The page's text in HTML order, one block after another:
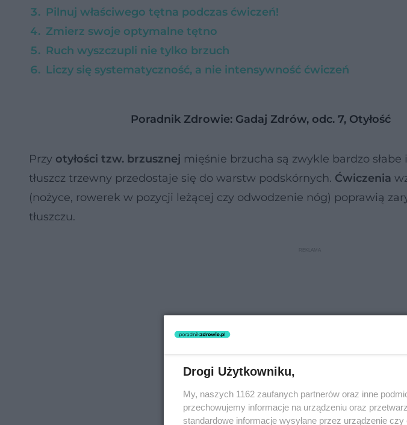
Pilnuj właściwego tętna podczas ćwiczeń!
Zmierz swoje optymalne tętno
Ruch wyszczupli nie tylko brzuch
Liczy się systematyczność, a nie intensywność ćwiczeń
Poradnik Zdrowie: Gadaj Zdrów, odc. 7, Otyłość
Przy otyłości tzw. brzusznej mięśnie brzucha są zwykle bardzo
tłuszcz trzewny przedostaje się do warstw podskórnych. Ćwiczenia
(nożyce, rowerek w pozycji leżącej czy odwodzenie nóg) poprawią
tłuszczu.
Drogi Użytkowniku,
My, naszych 1162 zaufanych partnerów oraz inne
przechowujemy informacje na urządzeniu oraz
standardowe informacje wysyłane przez urządzenie